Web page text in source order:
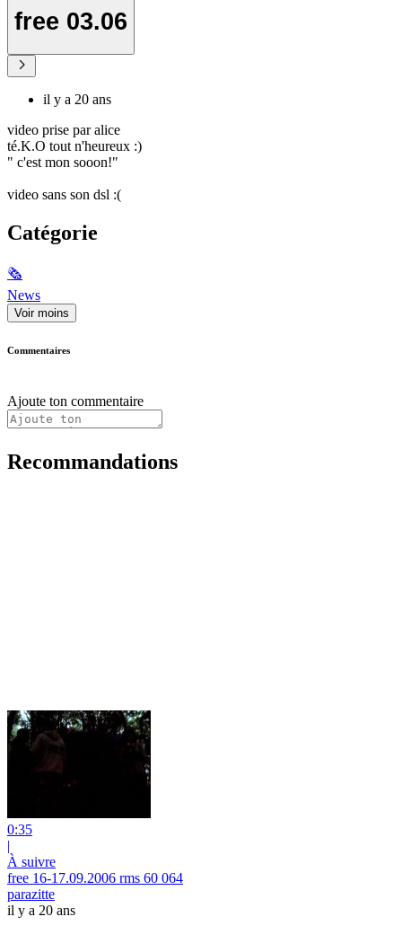
free 03.06
il y a 20 ans
video prise par alice
té.K.O tout n'heureux :)
" c'est mon sooon!"
video sans son dsl :(
Catégorie
🗞
News
Voir moins
Commentaires
Ajoute ton commentaire
Recommandations
0:35
|
À suivre
free 16-17.09.2006 rms 60 064
parazitte
il y a 20 ans